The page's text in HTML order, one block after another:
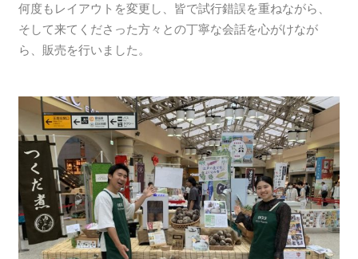
何度もレイアウトを変更し、皆で試行錯誤を重ねながら、
そして来てくださった方々との丁寧な会話を心がけなが
ら、販売を行いました。